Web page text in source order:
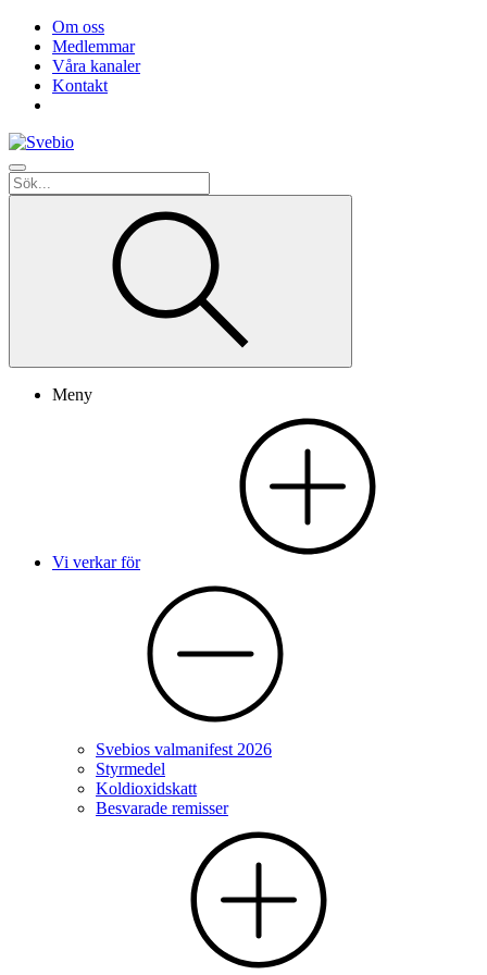
Om oss
Medlemmar
Våra kanaler
Kontakt
Meny
Vi verkar för
Svebios valmanifest 2026
Styrmedel
Koldioxidskatt
Besvarade remisser